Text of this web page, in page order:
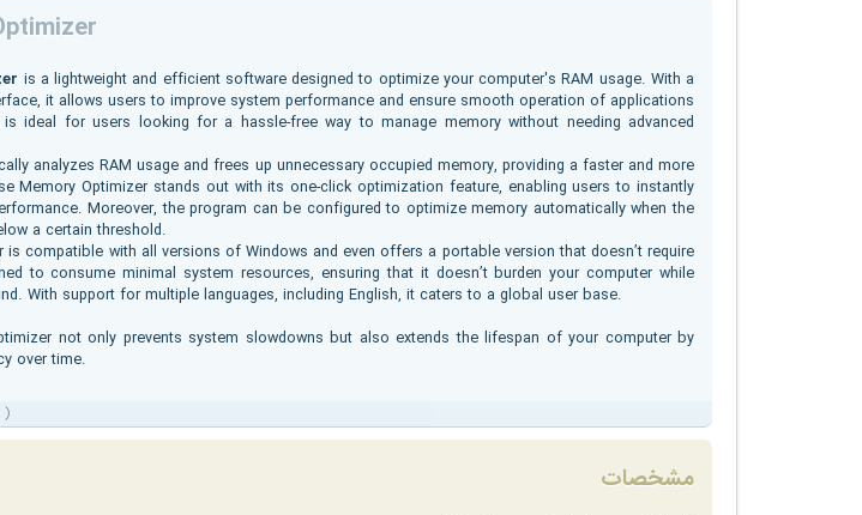
is a lightweight and efficient software designed to optimize your computer's RAM usage. With a
it allows users to improve system performance and ensure smooth operation of applications
ideal for users looking for a hassle-free way to manage memory without needing advanced
analyzes RAM usage and frees up unnecessary occupied memory, providing a faster and more
Memory Optimizer stands out with its one-click optimization feature, enabling users to instantly
Moreover, the program can be configured to optimize memory automatically when the
a certain threshold.
is compatible with all versions of Windows and even offers a portable version that doesn’t require
to consume minimal system resources, ensuring that it doesn’t burden your computer while
With support for multiple languages, including English, it caters to a global user base.
not only prevents system slowdowns but also extends the lifespan of your computer by
over time.
)
مشخصات